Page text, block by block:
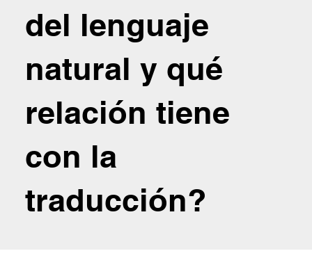
del lenguaje
natural y qué
relación tiene
con la
traducción?